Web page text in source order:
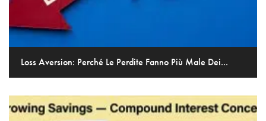
Loss Aversion: Perché Le Perdite Fanno Più Male Dei...